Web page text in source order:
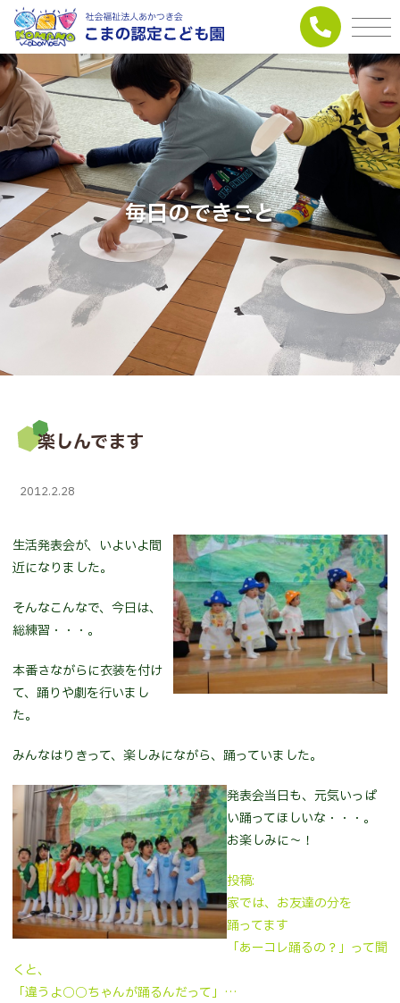
毎日のできごと
楽しんでます
2012.2.28
生活発表会が、いよいよ間
近になりました。
そんなこんなで、今日は、
総練習・・・。
本番さながらに衣装を付け
て、踊りや劇を行いまし
た。
みんなはりきって、楽しみにながら、踊っていました。
発表会当日も、元気いっぱ
い踊ってほしいな・・・。
お楽しみに～！
投稿:
家では、お友達の分を
踊ってます
「あーコレ踊るの？」って聞
くと、
「違うよ○○ちゃんが踊るんだって」…